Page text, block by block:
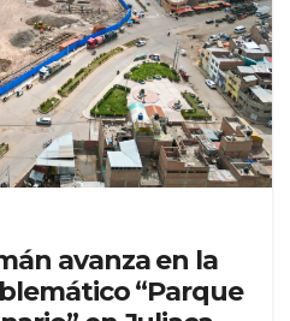
avanza en la
“Parque